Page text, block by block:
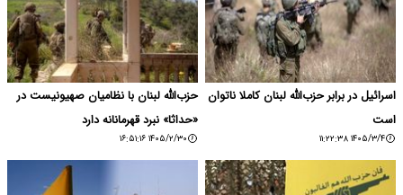
اسرائیل در برابر حزب‌الله لبنان کاملا ناتوان
است
۱۴۰۵/۳/۴ ۱۱:۲۲:۳۸
حزب‌الله لبنان با نظامیان صهیونیست در
«حداثا» نبرد قهرمانانه دارد
۱۴۰۵/۲/۳۰ ۱۶:۵۱:۱۶